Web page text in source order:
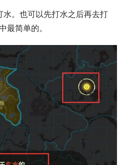
。也可以先打水之后再去打
最简单的。